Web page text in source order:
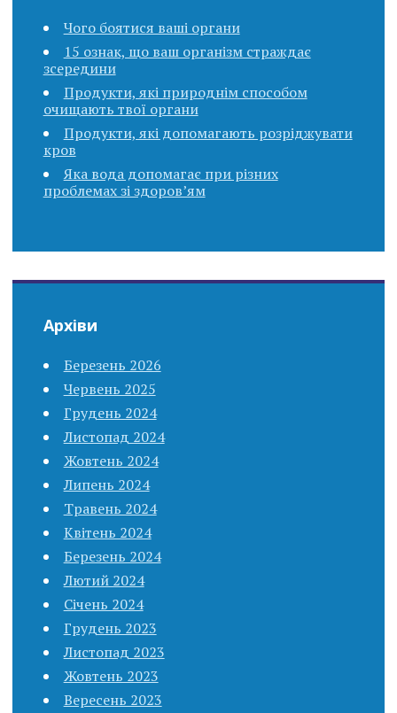
Чого боятися ваші органи
15 ознак, що ваш організм страждає
зсередини
Продукти, які природнім способом
очищають твої органи
Продукти, які допомагають розріджувати
кров
Яка вода допомагає при різних
проблемах зі здоров’ям
Архіви
Березень 2026
Червень 2025
Грудень 2024
Листопад 2024
Жовтень 2024
Липень 2024
Травень 2024
Квітень 2024
Березень 2024
Лютий 2024
Січень 2024
Грудень 2023
Листопад 2023
Жовтень 2023
Вересень 2023